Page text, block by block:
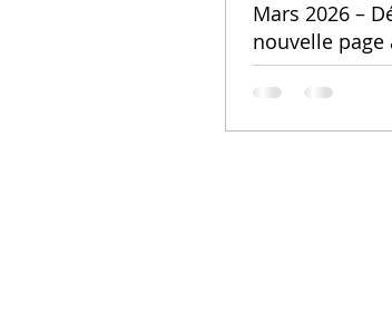
Mars 2026 –
nouvelle page